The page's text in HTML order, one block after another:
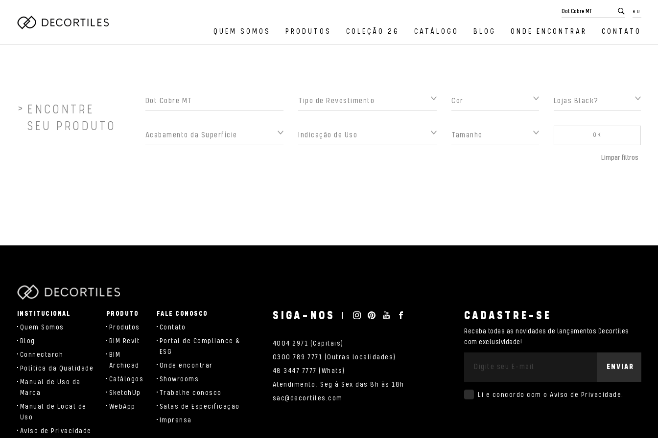
BR
QUEM SOMOS PRODUTOS COLEÇÃO 26 CATÁLOGO BLOG ONDE ENCONTRAR CONTATO
ENCONTRE
SEU PRODUTO
Tipo de Revestimento Cor Lojas Black?
Acabamento da Superfície Indicação de Uso Tamanho OK
Limpar filtros
INSTITUCIONAL
Quem Somos
Blog
Connectarch
Política da Qualidade
Manual de Uso da
Marca
Manual de Local de
Uso
Aviso de Privacidade
PRODUTO
Produtos
BIM Revit
BIM
Archicad
Catálogos
SketchUp
WebApp
FALE CONOSCO
Contato
Portal de Compliance &
ESG
Onde encontrar
Showrooms
Trabalhe conosco
Salas de Especificação
Imprensa
SIGA-NOS
4004 2971 (Capitais)
0300 789 7771 (Outras localidades)
48 3447 7777 (Whats)
Atendimento: Seg à Sex das 8h às 18h
sac@decortiles.com
CADASTRE-SE
Receba todas as novidades de lançamentos Decortiles
com exclusividade!
ENVIAR
Li e concordo com o Aviso de Privacidade.